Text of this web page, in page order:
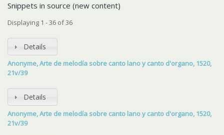
Snippets in source (new content)
Displaying 1 - 36 of 36
Details
Anonyme, Arte de melodía sobre canto lano y canto d'organo, 1520,
21v/39
Details
Anonyme, Arte de melodía sobre canto lano y canto d'organo, 1520,
21v/39